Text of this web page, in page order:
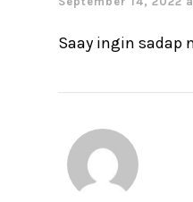
Saay ingin sadap